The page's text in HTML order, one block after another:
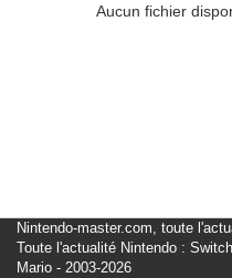
Aucun fichier
Nintendo-master.com, toute
Toute l'actualité Nintendo :
Mario - 2003-2026